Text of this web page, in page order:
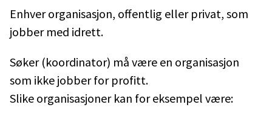
Enhver organisasjon, offentlig eller privat, som
jobber med idrett.
Søker (koordinator) må være en organisasjon
som ikke jobber for profitt.
Slike organisasjoner kan for eksempel være: